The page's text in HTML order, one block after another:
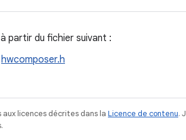
partir du fichier suivant :
hwcomposer.h
licences décrites dans la Licence de contenu.